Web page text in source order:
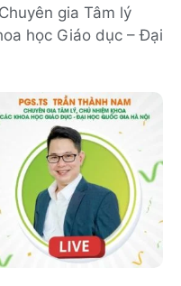
gia Tâm lý
học Giáo dục – Đại